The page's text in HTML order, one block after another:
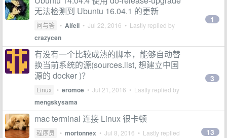
无法检测到 Ubuntu 16.04.1 的更新
问与答 • AifeiI • Jul 22, 2016 • Lastly replied by
crazycen
1
有没有一个比较成熟的脚本，能够自动替
换当前系统的源(sources.list, 想建立中国
源的 docker )？
Linux • eromoe • Jul 21, 2016 • Lastly replied by
mengskysama
3
mac terminal 连接 Linux 很卡顿
程序员 • mortonnex • Jul 8, 2016 • Lastly replied
13